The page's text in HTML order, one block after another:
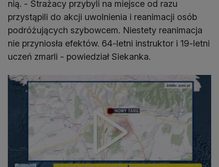
nią. - Strażacy przybyli na miejsce od razu
przystąpili do akcji uwolnienia i reanimacji osób
podróżujących szybowcem. Niestety reanimacja
nie przyniosła efektów. 64-letni instruktor i 19-letni
uczeń zmarli - powiedział Siekanka.